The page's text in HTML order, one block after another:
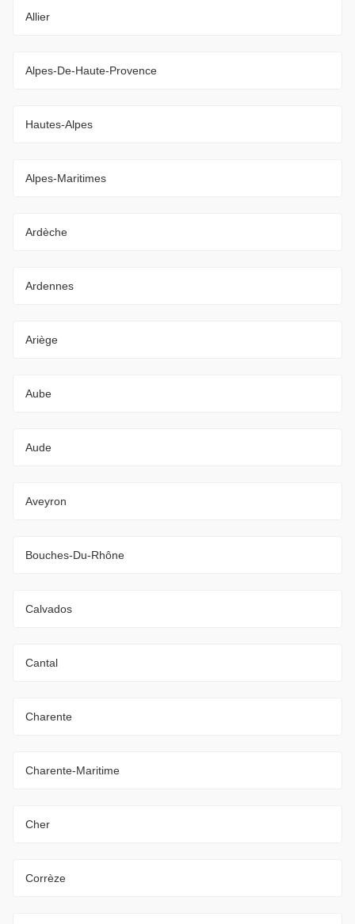
Allier
Alpes-De-Haute-Provence
Hautes-Alpes
Alpes-Maritimes
Ardèche
Ardennes
Ariège
Aube
Aude
Aveyron
Bouches-Du-Rhône
Calvados
Cantal
Charente
Charente-Maritime
Cher
Corrèze